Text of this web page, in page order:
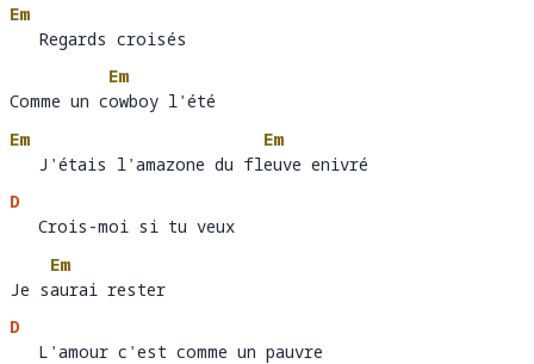
Em
   Regards croisés
Comme un c
Em
ow
Comme un cowboy l'été
Em
   J'étais l'amazone du fl
Em
eu
   J'étais l'amazone du fleuve enivré
D
   Crois-moi si tu veu
   Crois-moi si tu veux
Je s
Em
au
Je saurai rester
D
   L'amour c'est comme un pauvre